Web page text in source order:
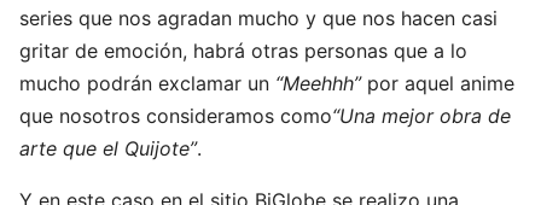
series que nos agradan mucho y que nos hacen casi
gritar de emoción, habrá otras personas que a lo
mucho podrán exclamar un “Meehhh”por aquel anime
que nosotros consideramos como“Una mejor obra de
arte que el Quijote”.